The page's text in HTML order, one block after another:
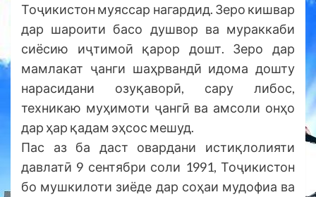
Тоҷикистон муяссар нагардид. Зеро кишвар
дар шароити басо душвор ва мураккаби
сиёсию иҷтимоӣ қарор дошт. Зеро дар
мамлакат ҷанги шаҳрвандӣ идома дошту
нарасидани озуқаворӣ, сару либос,
техникаю муҳимоти ҷангӣ ва амсоли онҳо
дар ҳар қадам эҳсос мешуд.
Пас аз ба даст овардани истиқлолияти
давлатӣ 9 сентябри соли 1991, Тоҷикистон
бо мушкилоти зиёде дар соҳаи мудофиа ва